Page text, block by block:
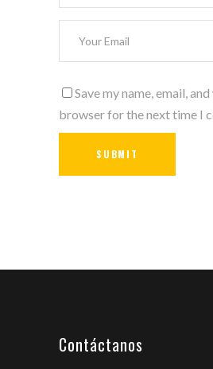
Save my name, email,
browser for the next time I
Contáctanos